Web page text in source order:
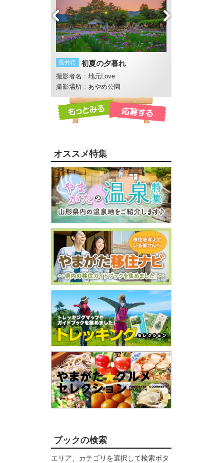
長井市 初夏の夕暮れ
撮影者名：地元Love
撮影場所：あやめ公園
オススメ特集
ブックの検索
エリア、カテゴリを選択して検索ボタ